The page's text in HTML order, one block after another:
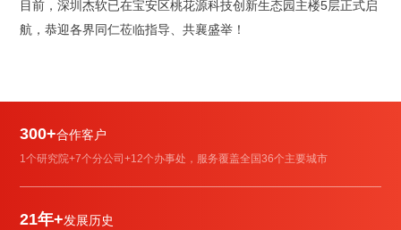
目前，深圳杰软已在宝安区桃花源科技创新生态园主楼5层正式启
航，恭迎各界同仁莅临指导、共襄盛举！
300+合作客户
1个研究院+7个分公司+12个办事处，服务覆盖全国36个主要城市
21年+发展历史